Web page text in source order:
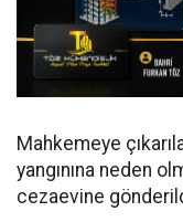
Mahkemeye
yangınına neden
cezaevine